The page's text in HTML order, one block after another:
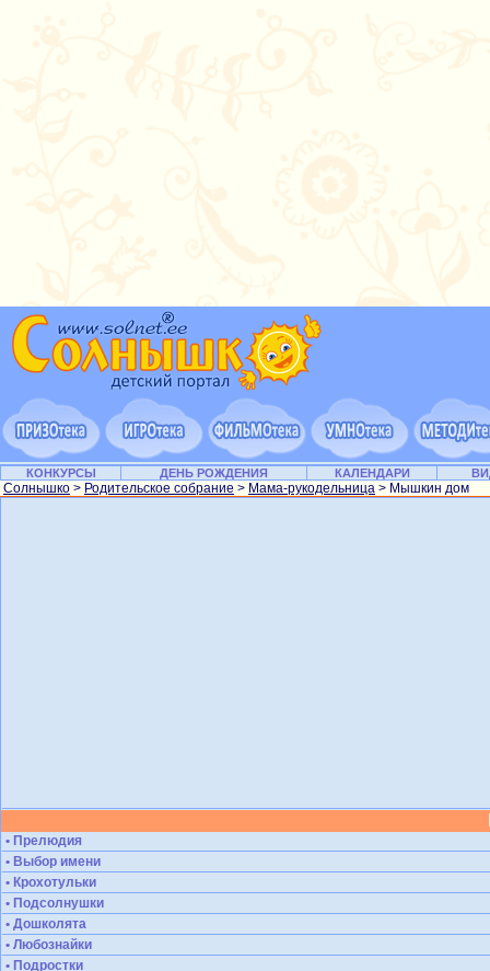
КОНКУРСЫ ДЕНЬ РОЖДЕНИЯ КАЛЕНДАРИ
Солнышко > Родительское собрание > Мама-рукодельница > Мышкин дом
• Прелюдия
• Выбор имени
• Крохотульки
• Подсолнушки
• Дошколята
• Любознайки
• Подростки